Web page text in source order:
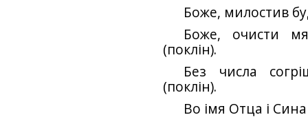
Боже, милостив
Боже, очисти
(поклін).
Без числа
(поклін).
Во імя Отца і Сина